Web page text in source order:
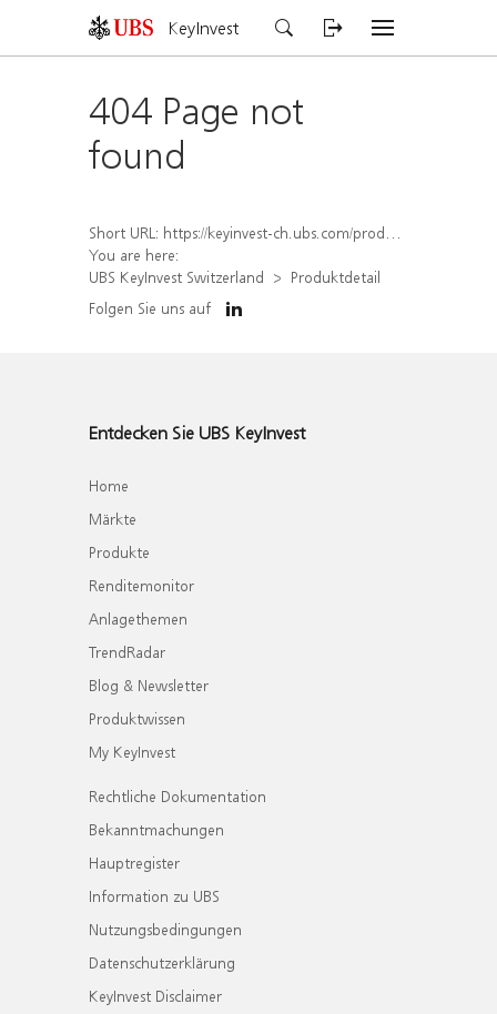
KeyInvest
404 Page not
found
Short URL: https://keyinvest-ch.ubs.com/produkt/detail/index/isin/CH1578835717
You are here:
UBS KeyInvest Switzerland
Produktdetail
Folgen Sie uns auf
Entdecken Sie UBS KeyInvest
Home
Märkte
Produkte
Renditemonitor
Anlagethemen
TrendRadar
Blog & Newsletter
Produktwissen
My KeyInvest
Rechtliche Dokumentation
Bekanntmachungen
Hauptregister
Information zu UBS
Nutzungsbedingungen
Datenschutzerklärung
KeyInvest Disclaimer